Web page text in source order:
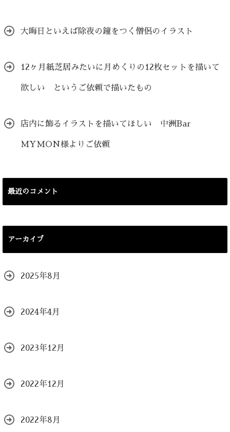
大晦日といえば除夜の鐘をつく僧侶のイラスト
12ヶ月紙芝居みたいに月めくりの12枚セットを描いて
欲しい というご依頼で描いたもの
店内に飾るイラストを描いてほしい 中洲Bar
MYMON様よりご依頼
最近のコメント
アーカイブ
2025年8月
2024年4月
2023年12月
2022年12月
2022年8月